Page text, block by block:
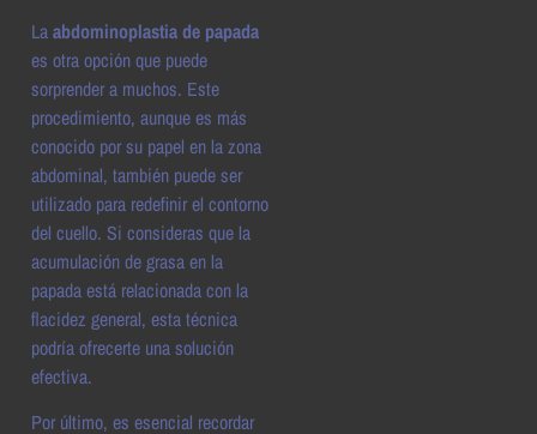
Laabdominoplastia de papada
es otra opción que puede
sorprender a muchos. Este
procedimiento, aunque es más
conocido por su papel en la zona
abdominal, también puede ser
utilizado para redefinir el contorno
del cuello. Si consideras que la
acumulación de grasa en la
papada está relacionada con la
flacidez general, esta técnica
podría ofrecerte una solución
efectiva.
Por último, es esencial recordar